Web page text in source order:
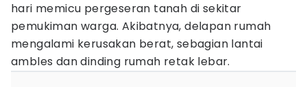
hari memicu pergeseran tanah di sekitar
pemukiman warga. Akibatnya, delapan rumah
mengalami kerusakan berat, sebagian lantai
ambles dan dinding rumah retak lebar.